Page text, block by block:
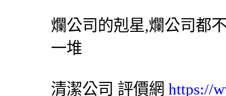
爛公司的剋星,爛公司都
一堆
清潔公司 評價網 https://